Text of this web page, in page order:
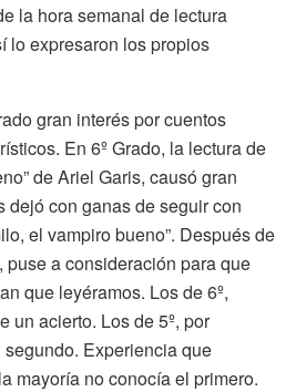
la hora semanal de lectura
lo expresaron los propios
gran interés por cuentos
En 6º Grado, la lectura de
de Ariel Garis, causó gran
dejó con ganas de seguir con
el vampiro bueno”. Después de
puse a consideración para que
que leyéramos. Los de 6º,
un acierto. Los de 5º, por
Experiencia que
mayoría no conocía el primero.